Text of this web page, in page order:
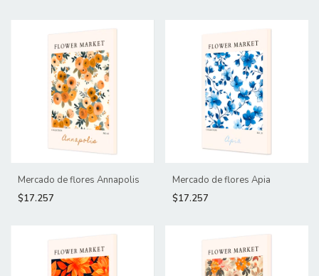
Mercado de flores Annapolis
$17.257
Mercado de flores Apia
$17.257